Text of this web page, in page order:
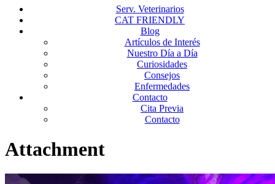
Serv. Veterinarios
CAT FRIENDLY
Blog
Artículos de Interés
Nuestro Día a Día
Curiosidades
Consejos
Enfermedades
Contacto
Cita Previa
Contacto
Attachment